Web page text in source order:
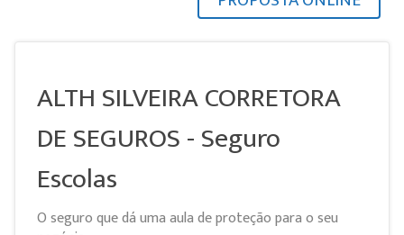
ALTH SILVEIRA CORRETORA
DE SEGUROS - Seguro
Escolas
O seguro que dá uma aula de proteção para o seu